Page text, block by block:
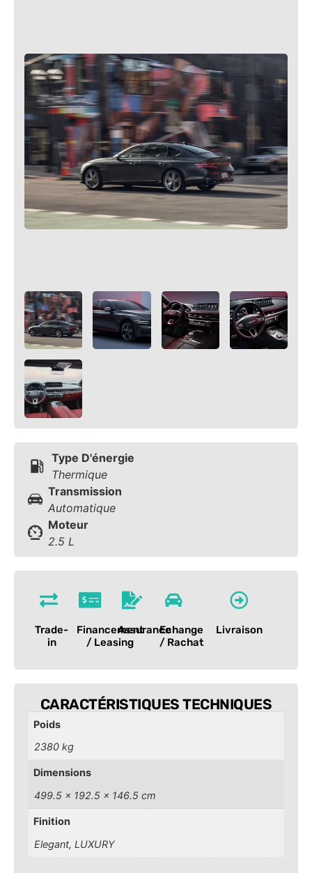
Type D'énergie
Thermique
Transmission
Automatique
Moteur
2.5 L
Trade-
in
Financement
/ Leasing
AssuranceEchange
/ Rachat
Livraison
CARACTÉRISTIQUES TECHNIQUES
Poids
2380 kg
Dimensions
499.5 × 192.5 × 146.5 cm
Finition
Elegant, LUXURY